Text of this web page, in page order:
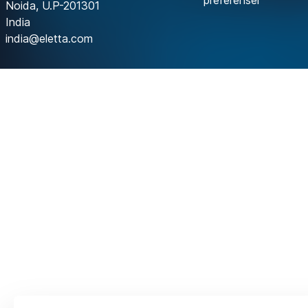
Noida, U.P-201301
India
india@eletta.com